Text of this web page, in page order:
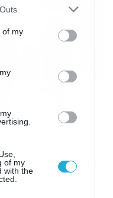
one or more Google
You may click to
its third-party tags to
in below Google
of my
of my
with the
για
καραντίνα